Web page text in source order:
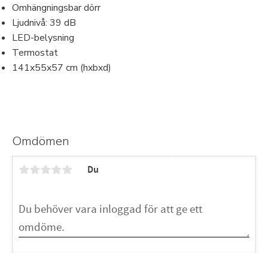
Omhängningsbar dörr
Ljudnivå: 39 dB
LED-belysning
Termostat
141x55x57 cm (hxbxd)
Omdömen
Du